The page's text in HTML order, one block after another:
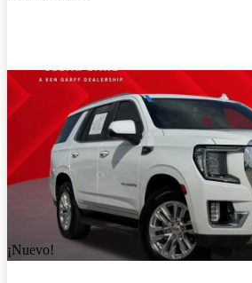
¡Nuevo!